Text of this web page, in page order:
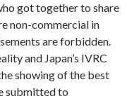
got together to share
non-commercial in
are forbidden.
and Japan’s IVRC
showing of the best
submitted to